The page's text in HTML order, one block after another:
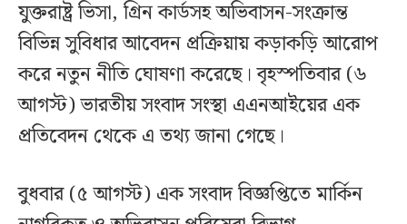
যুক্তরাষ্ট্র ভিসা, গ্রিন কার্ডসহ অভিবাসন-সংক্রান্ত
বিভিন্ন সুবিধার আবেদন প্রক্রিয়ায় কড়াকড়ি আরোপ
করে নতুন নীতি ঘোষণা করেছে। বৃহস্পতিবার (৬
আগস্ট) ভারতীয় সংবাদ সংস্থা এএনআইয়ের এক
প্রতিবেদন থেকে এ তথ্য জানা গেছে।
বুধবার (৫ আগস্ট) এক সংবাদ বিজ্ঞপ্তিতে মার্কিন